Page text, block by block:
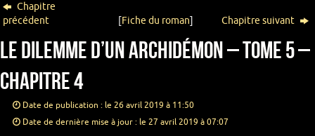
Chapitre
précédent
[Fiche du roman] Chapitre suivant
Le Dilemme d’un Archidémon – Tome 5 –
Chapitre 4
Date de publication : le 26 avril 2019 à 11:50
Date de dernière mise à jour : le 27 avril 2019 à 07:07